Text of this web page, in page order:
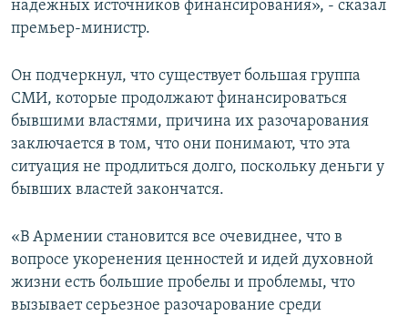
надежных источников финансирования», - сказал
премьер-министр.
Он подчеркнул, что существует большая группа
СМИ, которые продолжают финансироваться
бывшими властями, причина их разочарования
заключается в том, что они понимают, что эта
ситуация не продлиться долго, поскольку деньги у
бывших властей закончатся.
«В Армении становится все очевиднее, что в
вопросе укоренения ценностей и идей духовной
жизни есть большие пробелы и проблемы, что
вызывает серьезное разочарование среди